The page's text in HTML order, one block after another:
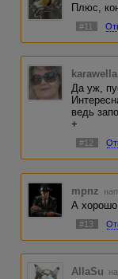
Плюс,
#11
karawella
Да уж,
ведь
+
#12
mpnz
А хорошо
#13
AllaSu